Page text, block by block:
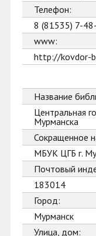
Телефон:
8 (81535) 7-
www:
http://kovdor-
Название
Центральная
Мурманска
Сокращенное
МБУК ЦГБ г.
Почтовый
183014
Город:
Мурманск
Улица, дом: